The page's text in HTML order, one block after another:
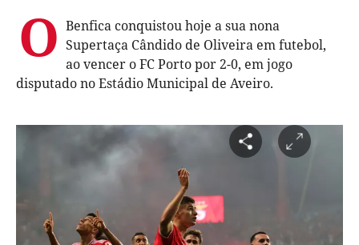
O Benfica conquistou hoje a sua nona
Supertaça Cândido de Oliveira em futebol,
ao vencer o FC Porto por 2-0, em jogo
disputado no Estádio Municipal de Aveiro.